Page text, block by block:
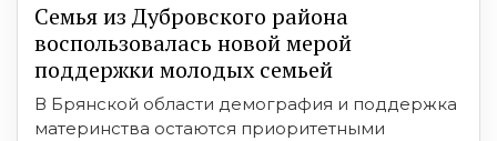
Семья из Дубровского района
воспользовалась новой мерой
поддержки молодых семьей
В Брянской области демография и поддержка
материнства остаются приоритетными